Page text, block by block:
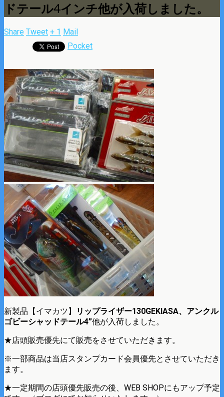
ドテール4インチ他が入荷しました。
Share Tweet + 1 Mail
Pocket
新製品【イマカツ】
リップライザー130GEKIASA、アンクル
ゴビーシャッドテール4”他が入荷しました。
★店頭販売優先にて販売をさせていただきます。
※一部商品は当店スタンプカード会員優先とさせていただき
ます。
★一定期間の店頭優先販売の後、WEB SHOPにもアップ予定